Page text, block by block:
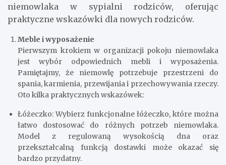
niemowlaka w sypialni rodziców, oferując
praktyczne wskazówki dla nowych rodziców.
Meble i wyposażenie
Pierwszym krokiem w organizacji pokoju niemowlaka
jest wybór odpowiednich mebli i wyposażenia.
Pamiętajmy, że niemowlę potrzebuje przestrzeni do
spania, karmienia, przewijania i przechowywania rzeczy.
Oto kilka praktycznych wskazówek:
Łóżeczko: Wybierz funkcjonalne łóżeczko, które można
łatwo dostosować do różnych potrzeb niemowlaka.
Model z regulowaną wysokością dna oraz
przekształcalną funkcją dostawki może okazać się
bardzo przydatny.